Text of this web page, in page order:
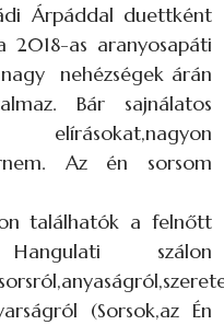
Árpáddal duettként
as aranyosapáti
nehézségek árán
Bár sajnálatos
Az én sorsom
találhatók a felnőtt
szálon
(Sorsok,az Én